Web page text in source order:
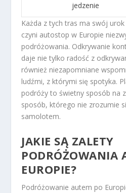
jedzenie
Każda z tych tras ma swój
czyni autostop w Europie
podróżowania. Odkrywanie
daje nie tylko radość z
również niezapomniane
ludźmi, z którymi się spotyka.
podróży to świetny sposób na
sposób, którego nie zrozumie
samolotem.
JAKIE SĄ ZALETY
PODRÓŻOWANIA
EUROPIE?
Podróżowanie autem po